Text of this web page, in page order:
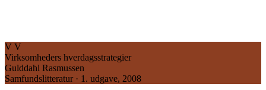
V V
Virksomheders hverdagsstrategier
Gulddahl Rasmussen
Samfundslitteratur · 1. udgave, 2008